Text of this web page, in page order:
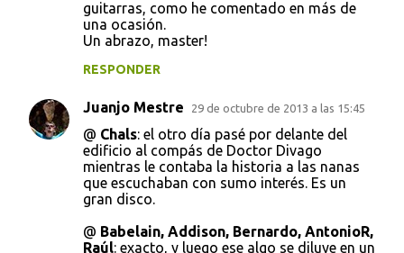
guitarras, como he comentado en más de
una ocasión.
Un abrazo, master!
RESPONDER
Juanjo Mestre 29 de octubre de 2013 a las 15:45
@ Chals: el otro día pasé por delante del
edificio al compás de Doctor Divago
mientras le contaba la historia a las nanas
que escuchaban con sumo interés. Es un
gran disco.
@ Babelain, Addison, Bernardo, AntonioR,
Raúl: exacto, y luego ese algo se diluye en un